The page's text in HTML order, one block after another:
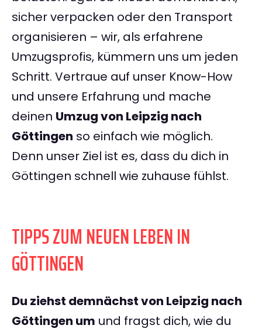
sicher verpacken oder den Transport
organisieren – wir, als erfahrene
Umzugsprofis, kümmern uns um jeden
Schritt. Vertraue auf unser Know-How
und unsere Erfahrung und mache
deinen Umzug von Leipzig nach
Göttingen so einfach wie möglich.
Denn unser Ziel ist es, dass du dich in
Göttingen schnell wie zuhause fühlst.
TIPPS ZUM NEUEN LEBEN IN
GÖTTINGEN
Du ziehst demnächst von Leipzig nach
Göttingen um und fragst dich, wie du